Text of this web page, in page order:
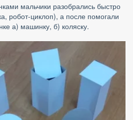
мальчики разобрались быстро
робот-циклоп), а после помогали
а) машинку, б) коляску.